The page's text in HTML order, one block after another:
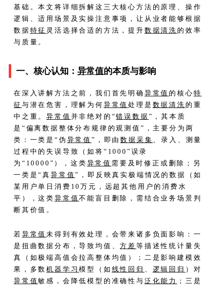
基础。本文将详细拆解这三大核心方法的原理、操作
逻辑、适用场景及实操注意事项，让从业者能够根据
数据 特征 灵活选择合适的方法，提升 数据清洗 的效率
与质量。
一、核心认知： 异常值的本质与影响
在深入讲解方法之前，我们首先明确 异常值 的核心 特
征 与潜在危害，理解为何 异常值处理是 数据清洗 的重
中之重。异常值 并非绝对的“错误数据 ”，其本质
是“偏离数据整体分布规律的观测值”，主要分为两
类：一类是“伪 异常值”，即由数据采集 、录入、测量
过程中的失误导致（如将“1000”误录
为“10000”），这类 异常值 需要及时修正或删除；另
一类是“真 异常值”，即反映真实极端情况的数据（如
某用户单日消费10万元，远超其他用户的消费水
平），这类 异常值不能盲目删除，需结合业务场景判
断其价值。
若 异常值未得到有效处理，会带来诸多负面影响：一
是扭曲数据分布，导致均值、方差等描述性统计量失
真（如极端高值会拉高整体均值）；二是影响建模效
果，多数机器学习模型（如 线性回归 、 逻辑回归 ）对
异常值敏感，会降低模型的准确性与 泛化能力
；三是